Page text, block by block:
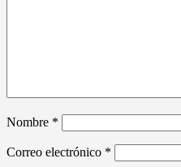
Nombre *
Correo electrónico *